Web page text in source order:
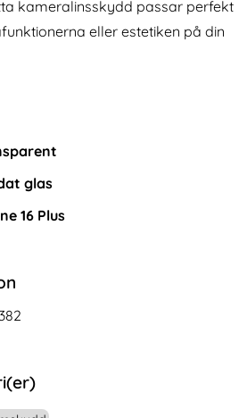
kameralinsskydd passar perfekt
eller estetiken på din
denna produkt
glas
16 Plus